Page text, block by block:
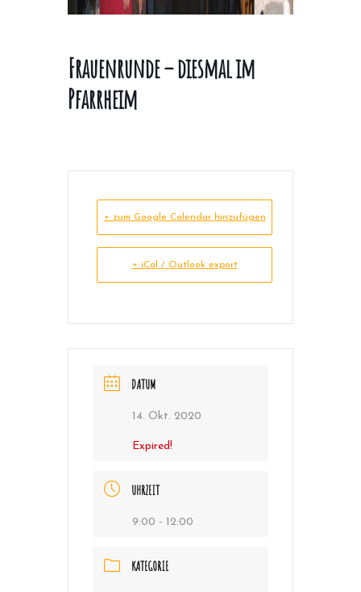
Frauenrunde – diesmal im
Pfarrheim
+ zum Google Calendar hinzufügen
+ iCal / Outlook export
DATUM
14. Okt. 2020
Expired!
UHRZEIT
9:00 - 12:00
KATEGORIE